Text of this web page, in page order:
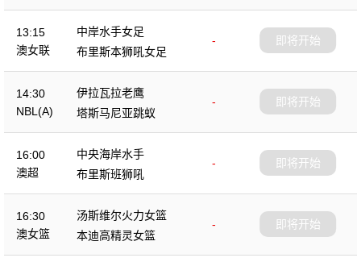
13:15
澳女联
中岸水手女足
-
布里斯本狮吼女足
即将开始
14:30
NBL(A)
伊拉瓦拉老鹰
-
塔斯马尼亚跳蚁
即将开始
16:00
澳超
中央海岸水手
-
布里斯班狮吼
即将开始
16:30
澳女篮
汤斯维尔火力女篮
-
本迪高精灵女篮
即将开始